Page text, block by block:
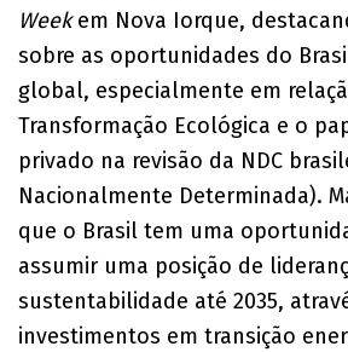
Weekem Nova Iorque,
sobre as oportunidades do
global, especialmente em
Transformação Ecológica e o
privado na revisão da NDC
Nacionalmente Determinada).
que o Brasil tem uma
assumir uma posição de
sustentabilidade até 2035,
investimentos em transição